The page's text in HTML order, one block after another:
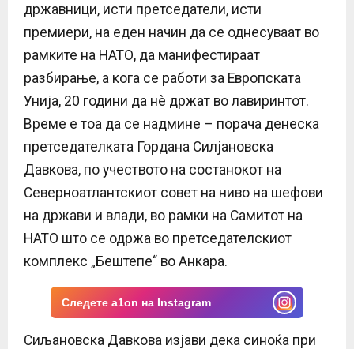
U
државници, исти претседатели, исти
премиери, на еден начин да се однесуваат во
рамките на НАТО, да манифестираат
разбирање, а кога се работи за Европската
Унија, 20 години да нè држат во лавиринтот.
Време е тоа да се надмине – порача денеска
претседателката Гордана Силјановска
Давкова, по учеството на состанокот на
Северноатлантскиот совет на ниво на шефови
на држави и влади, во рамки на Самитот на
НАТО што се одржа во претседателскиот
комплекс „Бештепе“ во Анкара.
Следете a1on на Instagram
Сиљановска Давкова изјави дека синоќа при